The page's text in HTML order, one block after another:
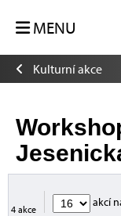
MENU
Kulturní akce
4 akce
akcí